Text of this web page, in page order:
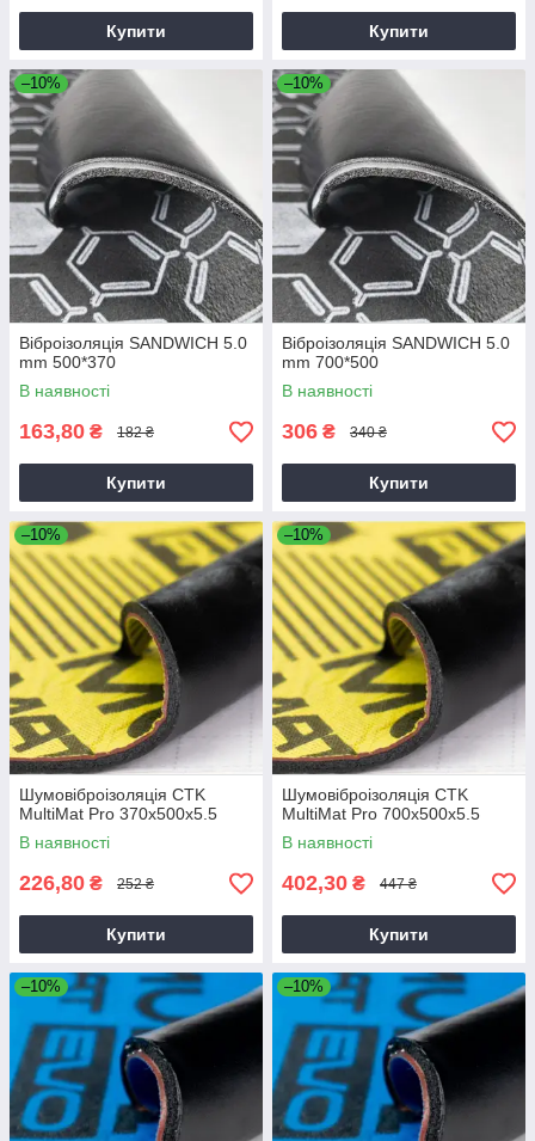
Купити Купити
–10%
Віброізоляція SANDWICH 5.0
mm 500*370
В наявності
163,80 ₴ 182 ₴
Купити
–10%
Віброізоляція SANDWICH 5.0
mm 700*500
В наявності
306 ₴ 340 ₴
Купити
–10%
Шумовіброізоляція CTK
MultiMat Pro 370x500x5.5
В наявності
226,80 ₴ 252 ₴
Купити
–10%
Шумовіброізоляція CTK
MultiMat Pro 700x500x5.5
В наявності
402,30 ₴ 447 ₴
Купити
–10% –10%